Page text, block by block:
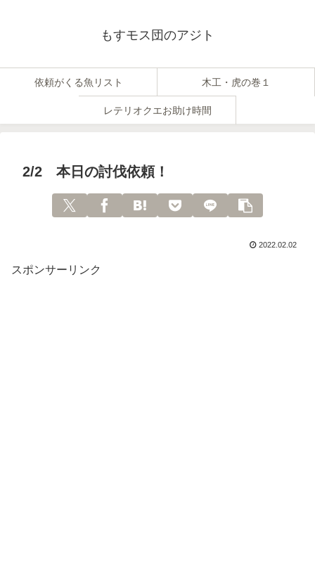
もすモス団のアジト
依頼がくる魚リスト 木工・虎の巻１
レテリオクエお助け時間
2/2 本日の討伐依頼！
2022.02.02
スポンサーリンク